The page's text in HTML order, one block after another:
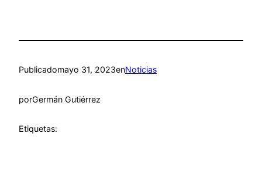
Publicadomayo 31, 2023enNoticias
porGermán Gutiérrez
Etiquetas: